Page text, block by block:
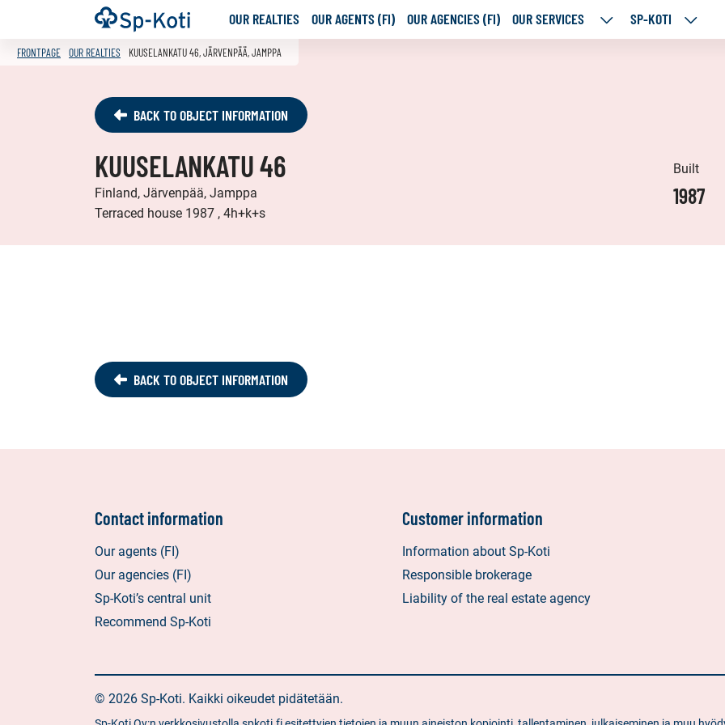
Go
to
content
Frontpage OUR REALTIES OUR AGENTS (FI) OUR AGENCIES (FI) OUR SERVICES
OUR
SP-KOTI
SP-
FRONTPAGE OUR REALTIES KUUSELANKATU 46, JÄRVENPÄÄ, JAMPPA
BACK TO OBJECT INFORMATION
KUUSELANKATU 46
Finland, Järvenpää, Jamppa
Terraced house 1987 , 4h+k+s
Built
1987
BACK TO OBJECT INFORMATION
Contact information
Our agents (FI)
Our agencies (FI)
Sp-Koti’s central unit
Recommend Sp-Koti
Customer information
Information about Sp-Koti
Responsible brokerage
Liability of the real estate agency
© 2026 Sp-Koti. Kaikki oikeudet pidätetään.